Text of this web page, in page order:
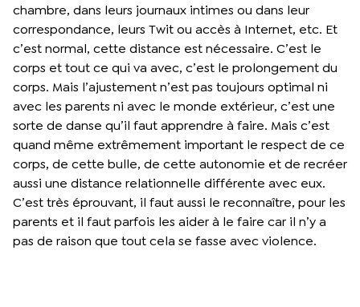
chambre, dans leurs journaux intimes ou dans leur
correspondance, leurs Twit ou accès à Internet, etc. Et
c’est normal, cette distance est nécessaire. C’est le
corps et tout ce qui va avec, c’est le prolongement du
corps. Mais l’ajustement n’est pas toujours optimal ni
avec les parents ni avec le monde extérieur, c’est une
sorte de danse qu’il faut apprendre à faire. Mais c’est
quand même extrêmement important le respect de ce
corps, de cette bulle, de cette autonomie et de recréer
aussi une distance relationnelle différente avec eux.
C’est très éprouvant, il faut aussi le reconnaître, pour les
parents et il faut parfois les aider à le faire car il n’y a
pas de raison que tout cela se fasse avec violence.